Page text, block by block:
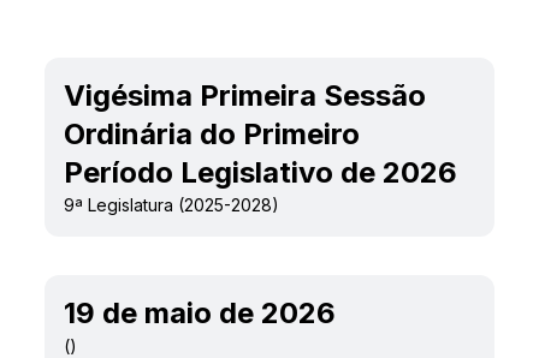
Vigésima Primeira Sessão
Ordinária do Primeiro
Período Legislativo de 2026
9ª Legislatura (2025-2028)
19 de maio de 2026
()